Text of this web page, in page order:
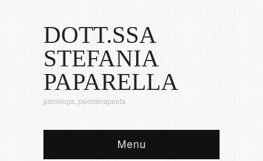
DOTT.SSA
STEFANIA
PAPARELLA
psicologa, psicoterapeuta
Menu